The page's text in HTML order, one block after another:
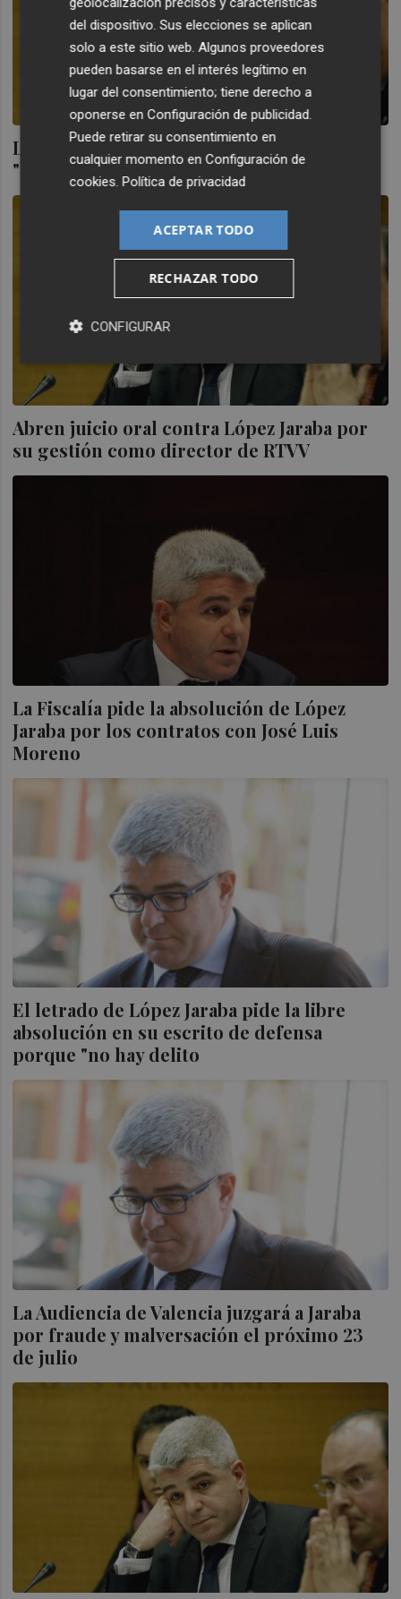
López Jaraba, a un paso de la absolución:
"Confío plenamente en la Justicia
Abren juicio oral contra López Jaraba por
su gestión como director de RTVV
La Fiscalía pide la absolución de López
Jaraba por los contratos con José Luis
Moreno
El letrado de López Jaraba pide la libre
absolución en su escrito de defensa
porque "no hay delito
La Audiencia de Valencia juzgará a Jaraba
por fraude y malversación el próximo 23
de julio
del dispositivo. Sus elecciones se aplican
solo a este sitio web. Algunos proveedores
pueden basarse en el interés legítimo en
lugar del consentimiento; tiene derecho a
oponerse enConfiguración de publicidad.
Puede retirar su consentimiento en
cualquier momento enConfiguración de
cookies.Política de privacidad
ACEPTAR TODO
RECHAZAR TODO
CONFIGURAR